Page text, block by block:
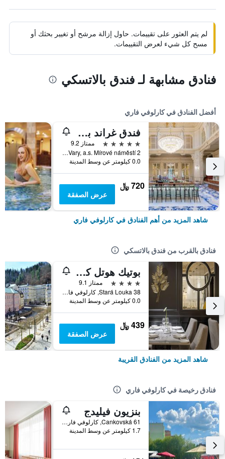
لم يتم العثور على تقييمات. حاول إزالة مرشح أو تغيير بحثك أو
مسح كل شيء لعرض التقييمات.
فنادق مشابهة لـ فندق بالاتسكي
أفضل الفنادق في كارلوفي فاري
فندق غراند بوب
5 نجوم
ممتاز 9.2
Karlovy Vary, a.s. Mírové náměstí 2, كارلوفي فاري, منطقة كارلوفي فاري, جمهورية التشيك
0.0 كيلومتر عن وسط المدينة
720 ﷼
عرض الصفقة
شاهد المزيد من أهم الفنادق في كارلوفي فاري
فنادق بالقرب من فندق بالاتسكي
بوتيك هوتل كورسو
4 نجوم
ممتاز 9.1
38 Stará Louka, كارلوفي فاري, منطقة كارلوفي فاري, جمهورية التشيك
0.0 كيلومتر عن وسط المدينة
439 ﷼
عرض الصفقة
شاهد المزيد من الفنادق القريبة
فنادق رخيصة في كارلوفي فاري
بنزيون فيليدج
61 Cankovská, كارلوفي فاري, منطقة كارلوفي فاري, جمهورية التشيك
1.7 كيلومتر عن وسط المدينة